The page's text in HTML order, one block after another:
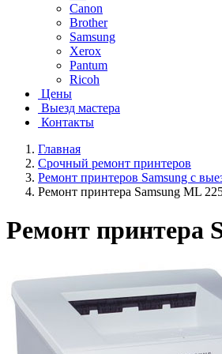
Canon
Brother
Samsung
Xerox
Pantum
Ricoh
Цены
Выезд мастера
Контакты
Главная
Срочный ремонт принтеров
Ремонт принтеров Samsung с
Ремонт принтера Samsung ML
Ремонт принтера